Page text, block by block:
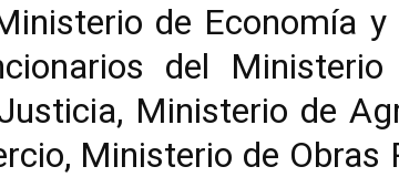
de Economía y
del Ministerio
Ministerio de
Ministerio de Obras